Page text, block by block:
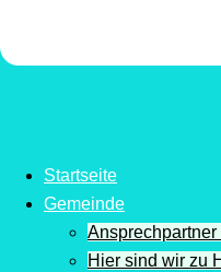
Startseite
Gemeinde
Ansprechpartner
Hier sind wir zu